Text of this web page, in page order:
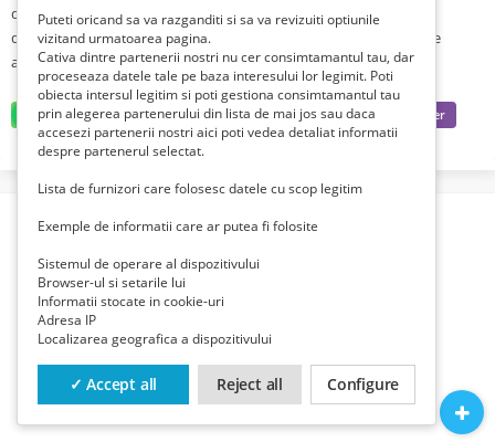
din părinți cu pedigree, are carnet de sănătate, vaccin și două
deparazitări interne şi externe făcute , caută o familie iubitoare de
animale de companie.
Puteti oricand sa va razganditi si sa va revizuiti optiunile
vizitand urmatoarea pagina.
Cativa dintre partenerii nostri nu cer consimtamantul tau, dar
proceseaza datele tale pe baza interesului lor legimit. Poti
obiecta intersul legitim si poti gestiona consimtamantul tau
prin alegerea partenerului din lista de mai jos sau daca
accesezi partenerii nostri aici poti vedea detaliat informatii
despre partenerul selectat.
Lista de furnizori care folosesc datele cu scop legitim
Exemple de informatii care ar putea fi folosite
Sistemul de operare al dispozitivului
Browser-ul si setarile lui
Informatii stocate in cookie-uri
Adresa IP
Localizarea geografica a dispozitivului
✓ Accept all Reject all Configure